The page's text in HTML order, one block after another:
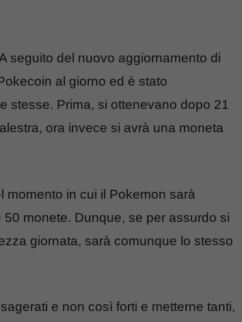
seguito del nuovo aggiornamento di
al giorno ed è stato
stesse. Prima, si ottenevano dopo 21
ora invece si avrà una moneta
momento in cui il Pokemon sarà
monete. Dunque, se per assurdo si
giornata, sarà comunque lo stesso
e non così forti e metterne tanti,